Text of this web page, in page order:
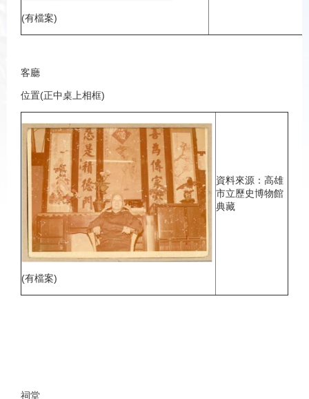
(有檔案)
客廳
位置(正中桌上相框)
(有檔案)
資料來源：高雄
市立歷史博物館
典藏
祠堂